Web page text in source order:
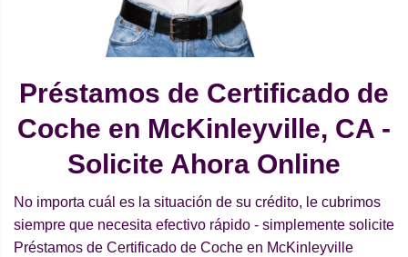
Préstamos de Certificado de
Coche en McKinleyville, CA -
Solicite Ahora Online
No importa cuál es la situación de su crédito, le cubrimos
siempre que necesita efectivo rápido - simplemente solicite
Préstamos de Certificado de Coche en McKinleyville